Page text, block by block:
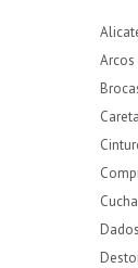
Arcos
Dados